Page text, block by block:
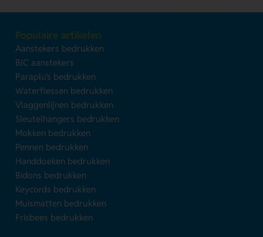
Populaire artikelen
Aanstekers bedrukken
BIC aanstekers
Paraplu's bedrukken
Waterflessen bedrukken
Vlaggenlijnen bedrukken
Sleutelhangers bedrukken
Mokken bedrukken
Pennen bedrukken
Handdoeken bedrukken
Bidons bedrukken
Keycords bedrukken
Muismatten bedrukken
Frisbees bedrukken